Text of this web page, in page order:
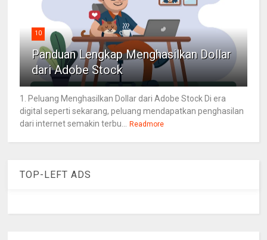
10
Panduan Lengkap Menghasilkan Dollar
dari Adobe Stock
1. Peluang Menghasilkan Dollar dari Adobe Stock Di era
digital seperti sekarang, peluang mendapatkan penghasilan
dari internet semakin terbu...
Readmore
TOP-LEFT ADS